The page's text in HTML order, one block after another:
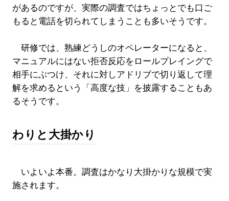
があるのですが、実際の調査ではちょっとでも口ご
もると電話を切られてしまうことも多いそうです。
研修では、熟練どうしのオペレーターになると、
マニュアルにはない拒否反応をロールプレイングで
相手にぶつけ、それに対しアドリブで切り返して理
解を求めるという「高度な技」を披露することもあ
るそうです。
わりと大掛かり
いよいよ本番。調査はかなり大掛かりな規模で実
施されます。